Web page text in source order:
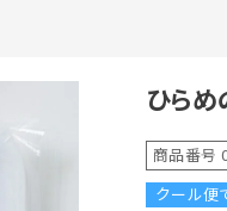
ひらめ
商品番号
クール便